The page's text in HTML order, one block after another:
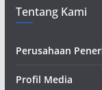
Tentang Kami
Perusahaan
Profil Media